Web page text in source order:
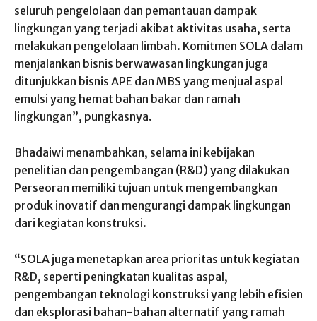
seluruh pengelolaan dan pemantauan dampak
lingkungan yang terjadi akibat aktivitas usaha, serta
melakukan pengelolaan limbah. Komitmen SOLA dalam
menjalankan bisnis berwawasan lingkungan juga
ditunjukkan bisnis APE dan MBS yang menjual aspal
emulsi yang hemat bahan bakar dan ramah
lingkungan”, pungkasnya.
Bhadaiwi menambahkan, selama ini kebijakan
penelitian dan pengembangan (R&D) yang dilakukan
Perseoran memiliki tujuan untuk mengembangkan
produk inovatif dan mengurangi dampak lingkungan
dari kegiatan konstruksi.
“SOLA juga menetapkan area prioritas untuk kegiatan
R&D, seperti peningkatan kualitas aspal,
pengembangan teknologi konstruksi yang lebih efisien
dan eksplorasi bahan-bahan alternatif yang ramah